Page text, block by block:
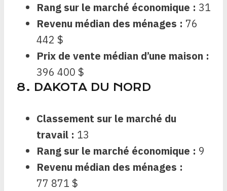
Rang sur le marché économique : 31
Revenu médian des ménages : 76
442 $
Prix ​​de vente médian d’une maison :
396 400 $
8. DAKOTA DU NORD
Classement sur le marché du
travail : 13
Rang sur le marché économique : 9
Revenu médian des ménages :
77 871 $